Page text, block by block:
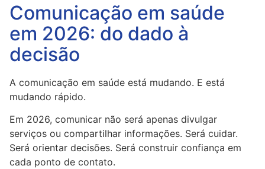
Comunicação em saúde
em 2026: do dado à
decisão
A comunicação em saúde está mudando. E está
mudando rápido.
Em 2026, comunicar não será apenas divulgar
serviços ou compartilhar informações. Será cuidar.
Será orientar decisões. Será construir confiança em
cada ponto de contato.